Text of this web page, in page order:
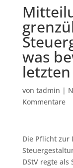
was
von tadmin |
Kommentare
Die Pflicht
DStV regte